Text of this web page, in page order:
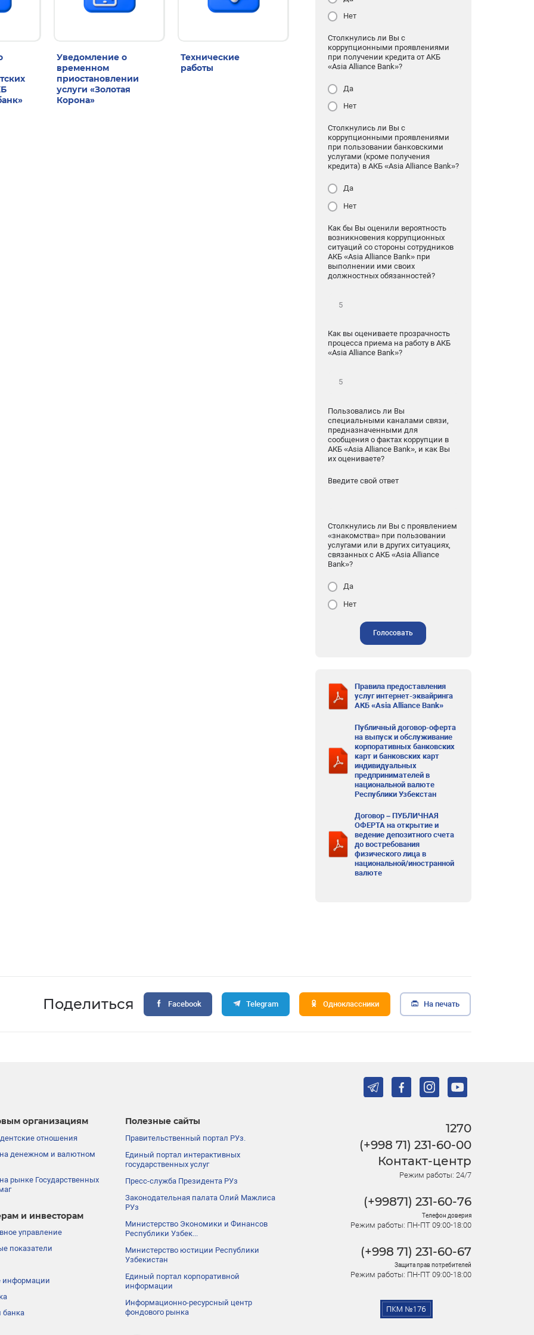
Уведомление о
временном
приостановлении
услуги «Золотая
Корона»
Технические
работы
Нет
Столкнулись ли Вы с
коррупционными проявлениями
при получении кредита от АКБ
«Asia Alliance Bank»?
Да
Нет
Столкнулись ли Вы с
коррупционными проявлениями
при пользовании банковскими
услугами (кроме получения
кредита) в АКБ «Asia Alliance Bank»?
Да
Нет
Как бы Вы оценили вероятность
возникновения коррупционных
ситуаций со стороны сотрудников
АКБ «Asia Alliance Bank» при
выполнении ими своих
должностных обязанностей?
Как вы оцениваете прозрачность
процесса приема на работу в АКБ
«Asia Alliance Bank»?
Пользовались ли Вы
специальными каналами связи,
предназначенными для
сообщения о фактах коррупции в
АКБ «Asia Alliance Bank», и как Вы
их оцениваете?
Введите свой ответ
Столкнулись ли Вы с проявлением
«знакомства» при пользовании
услугами или в других ситуациях,
связанных с АКБ «Asia Alliance
Bank»?
Да
Нет
Голосовать
Правила предоставления
услуг интернет-эквайринга
АКБ «Asia Alliance Bank»
Публичный договор-оферта
на выпуск и обслуживание
корпоративных банковских
карт и банковских карт
индивидуальных
предпринимателей в
национальной валюте
Республики Узбекстан
Договор – ПУБЛИЧНАЯ
ОФЕРТА на открытие и
ведение депозитного счета
до востребования
физического лица в
национальной/иностранной
валюте
Поделиться Facebook Telegram Одноклассники На печать
организациям
отношения
денежном и валютном
рынке Государственных
и инвесторам
управление
показатели
информации
банка
Полезные сайты
Правительственный портал РУз.
Единый портал интерактивных
государственных услуг
Пресс-служба Президента РУз
Законодательная палата Олий Мажлиса
РУз
Министерство Экономики и Финансов
Республики Узбек...
Министерство юстиции Республики
Узбекистан
Единый портал корпоративной
информации
Информационно-ресурсный центр
фондового рынка
1270
(+998 71) 231-60-00
Контакт-центр
Режим работы: 24/7
(+99871) 231-60-76
Телефон доверия
Режим работы: ПН-ПТ 09:00-18:00
(+998 71) 231-60-67
Защита прав потребителей
Режим работы: ПН-ПТ 09:00-18:00